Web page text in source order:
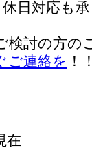
日対応も
検討の方の
ご連絡を ！
在